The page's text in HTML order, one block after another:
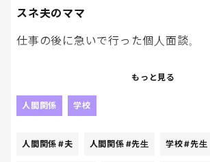
だそうで。
大丈夫、あなた、周りが滅亡しても生
スネ夫のママ
仕事の後に急いで行った個人面談。
前のお母さんが一向に終わらない。
おかしい、私の前は15分の枠が空いて
なぜ前の人がいるんだ。
もっと見る
人間関係 学校
人間関係 #夫 人間関係 #先生 学校#先生